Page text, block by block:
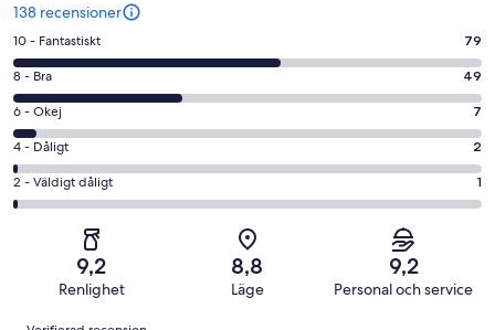
138 recensioner
10
-
Fantastiskt
i
betyg.
79
av
138
recensioner
10 - Fantastiskt 79
8
-
Bra
i
betyg.
49
recensioner
8 - Bra 49
6
-
Okej
i
betyg.
recensioner
6 - Okej 7
4
-
Dåligt
4 - Dåligt 2
2
-
betyg.
2 - Väldigt dåligt 1
9,2
Renlighet
8,8
Läge
9,2
Personal och service
Recensioner